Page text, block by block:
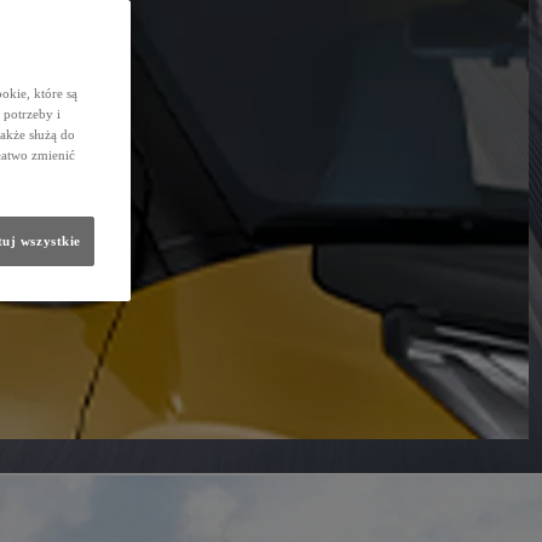
które są
potrzeby i
służą do
zmienić
wszystkie